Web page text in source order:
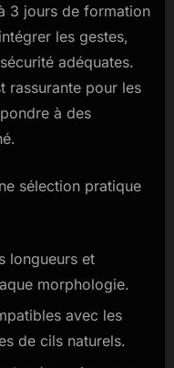
3 jours de formation
les gestes,
adéquates.
rassurante pour les
à des
sélection pratique
longueurs et
morphologie.
avec les
de cils naturels.